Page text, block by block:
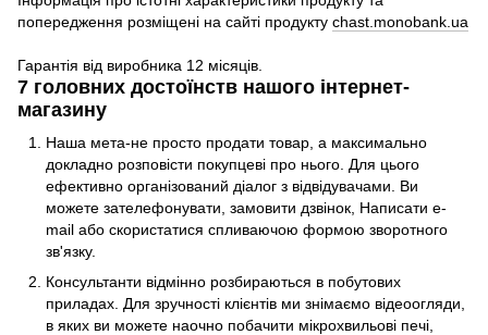
попередження розміщені на сайті продукту chast.monobank.ua
Гарантія від виробника 12 місяців.
7 головних достоїнств нашого інтернет-
магазину
Наша мета-не просто продати товар, а максимально
докладно розповісти покупцеві про нього. Для цього
ефективно організований діалог з відвідувачами. Ви
можете зателефонувати, замовити дзвінок, Написати e-
mail або скористатися спливаючою формою зворотного
зв'язку.
Консультанти відмінно розбираються в побутових
приладах. Для зручності клієнтів ми знімаємо відеоогляди,
в яких ви можете наочно побачити мікрохвильові печі,